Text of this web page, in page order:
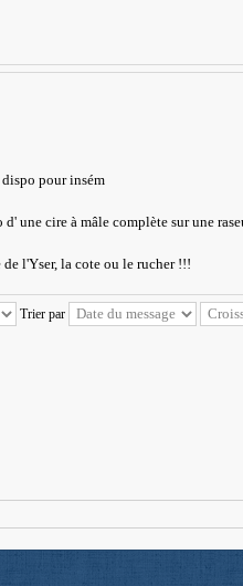
pour insém
cire à mâle complète sur une
l'Yser, la cote ou le rucher !!!
Trier par